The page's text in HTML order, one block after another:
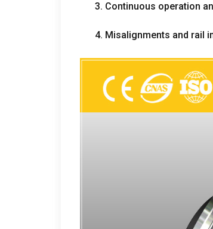
3. Continuous operation
4. Misalignments and rail